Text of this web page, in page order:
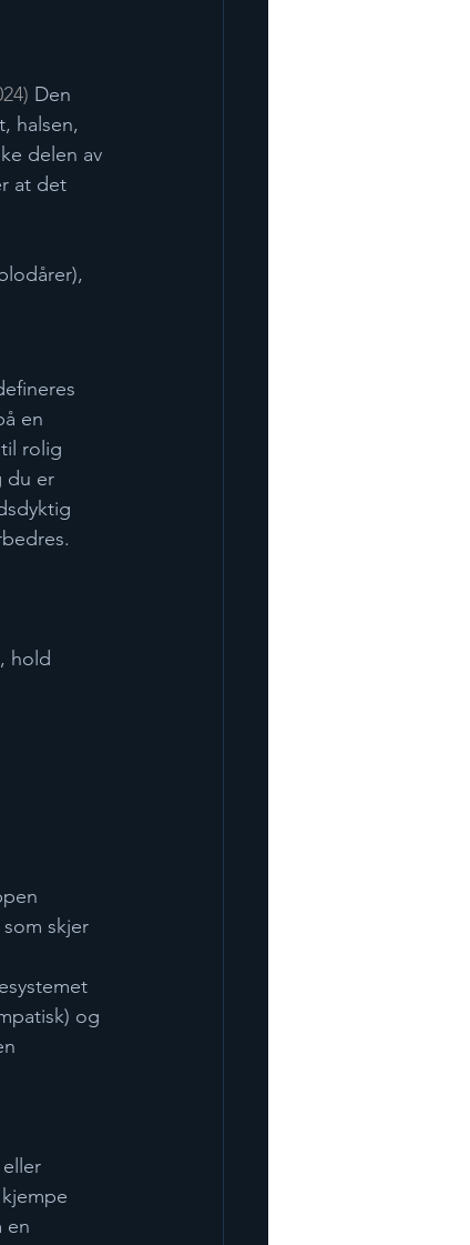
Den
halsen,
delen av
at det
en
rolig
du er
hold
skjer
og
en